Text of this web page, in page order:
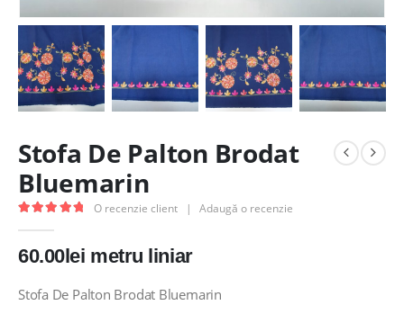
Stofa De Palton Brodat
Bluemarin
O recenzie client | Adaugă o recenzie
60.00lei metru liniar
Stofa De Palton Brodat Bluemarin